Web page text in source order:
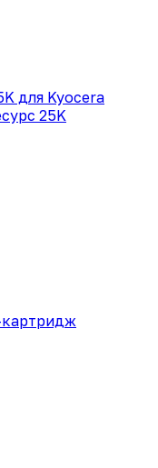
для Kyocera
25K
картридж